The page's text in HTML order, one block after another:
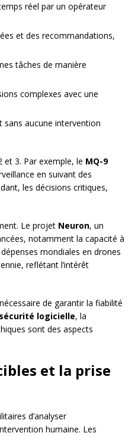
réel par un opérateur
et des recommandations,
tâches de manière
complexes avec une
sans aucune intervention
3. Par exemple, le MQ-9
en suivant des
les décisions critiques,
Le projet Neuron, un
notamment la capacité à
mondiales en drones
reflétant l’intérêt
de garantir la fiabilité
sécurité logicielle, la
sont des aspects
et la prise
d’analyser
humaine. Les